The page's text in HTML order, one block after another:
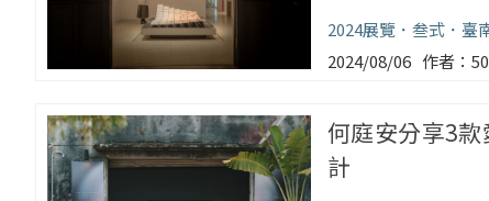
2024展覽 叁式 臺
2024/08/06
何庭安分享3
計